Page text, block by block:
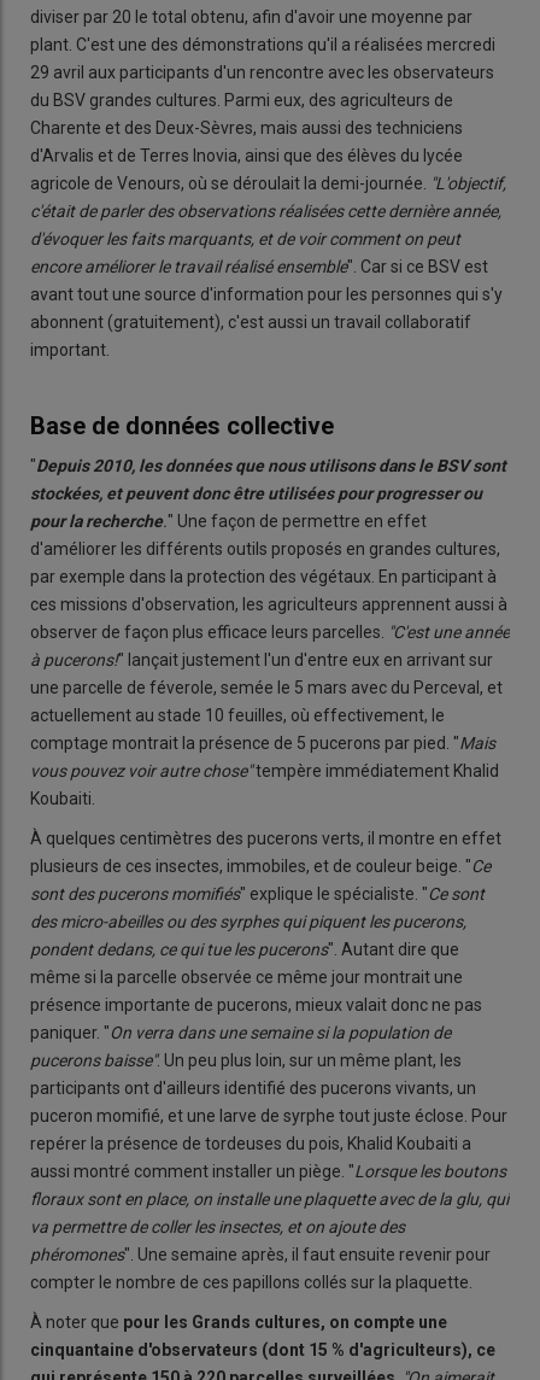
diviser par 20 le total obtenu, afin d'avoir une moyenne par
plant. C'est une des démonstrations qu'il a réalisées mercredi
29 avril aux participants d'un rencontre avec les observateurs
du BSV grandes cultures. Parmi eux, des agriculteurs de
Charente et des Deux-Sèvres, mais aussi des techniciens
d'Arvalis et de Terres Inovia, ainsi que des élèves du lycée
agricole de Venours, où se déroulait la demi-journée.
"L'objectif,
c'était de parler des observations réalisées cette dernière année,
d'évoquer les faits marquants, et de voir comment on peut
encore améliorer le travail réalisé ensemble". Car si ce BSV est
avant tout une source d'information pour les personnes qui s'y
abonnent (gratuitement), c'est aussi un travail collaboratif
important.
Base de données collective
"Depuis 2010, les données que nous utilisons dans le BSV sont
stockées, et peuvent donc être utilisées pour progresser ou
pour la recherche." Une façon de permettre en effet
d'améliorer les différents outils proposés en grandes cultures,
par exemple dans la protection des végétaux. En participant à
ces missions d'observation, les agriculteurs apprennent aussi à
observer de façon plus efficace leurs parcelles. "C'est une année
à pucerons!" lançait justement l'un d'entre eux en arrivant sur
une parcelle de féverole, semée le 5 mars avec du Perceval, et
actuellement au stade 10 feuilles, où effectivement, le
comptage montrait la présence de 5 pucerons par pied. "Mais
vous pouvez voir autre chose"tempère immédiatement Khalid
Koubaiti.
À quelques centimètres des pucerons verts, il montre en effet
plusieurs de ces insectes, immobiles, et de couleur beige. "Ce
sont des pucerons momifiés" explique le spécialiste. "Ce sont
des micro-abeilles ou des syrphes qui piquent les pucerons,
pondent dedans, ce qui tue les pucerons". Autant dire que
même si la parcelle observée ce même jour montrait une
présence importante de pucerons, mieux valait donc ne pas
paniquer. "On verra dans une semaine si la population de
pucerons baisse". Un peu plus loin, sur un même plant, les
participants ont d'ailleurs identifié des pucerons vivants, un
puceron momifié, et une larve de syrphe tout juste éclose. Pour
repérer la présence de tordeuses du pois, Khalid Koubaiti a
aussi montré comment installer un piège. "Lorsque les boutons
floraux sont en place, on installe une plaquette avec de la glu, qui
va permettre de coller les insectes, et on ajoute des
phéromones". Une semaine après, il faut ensuite revenir pour
compter le nombre de ces papillons collés sur la plaquette.
À noter que pour les Grands cultures, on compte une
cinquantaine d'observateurs (dont 15 % d'agriculteurs), ce